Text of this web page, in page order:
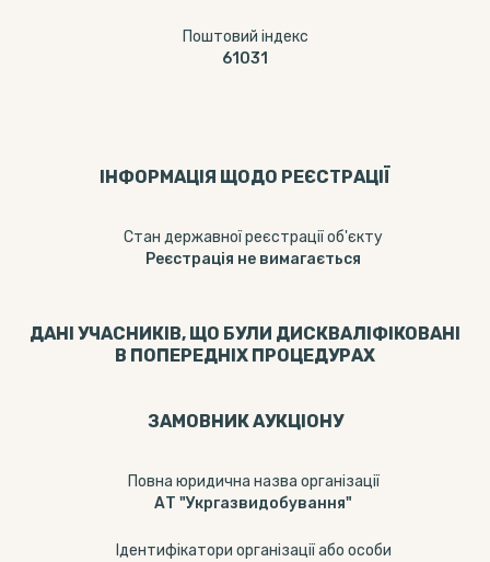
Поштовий індекс
61031
ІНФОРМАЦІЯ ЩОДО РЕЄСТРАЦІЇ
Стан державної реєстрації об'єкту
Реєстрація не вимагається
ДАНІ УЧАСНИКІВ, ЩО БУЛИ ДИСКВАЛІФІКОВАНІ
В ПОПЕРЕДНІХ ПРОЦЕДУРАХ
ЗАМОВНИК АУКЦІОНУ
Повна юридична назва організації
АТ "Укргазвидобування"
Ідентифікатори організації або особи